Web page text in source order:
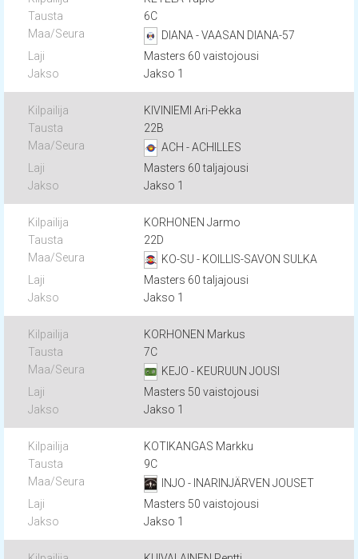
6C
DIANA - VAASAN DIANA-57
Masters 60 vaistojousi
Jakso 1
KIVINIEMI Ari-Pekka
22B
ACH - ACHILLES
Masters 60 taljajousi
Jakso 1
KORHONEN Jarmo
22D
KO-SU - KOILLIS-SAVON SULKA
Masters 60 taljajousi
Jakso 1
KORHONEN Markus
7C
KEJO - KEURUUN JOUSI
Masters 50 vaistojousi
Jakso 1
KOTIKANGAS Markku
9C
INJO - INARINJÄRVEN JOUSET
Masters 50 vaistojousi
Jakso 1